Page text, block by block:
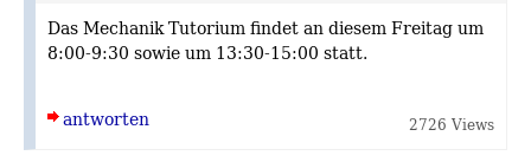
Das Mechanik Tutorium findet an diesem Freitag um
8:00-9:30 sowie um 13:30-15:00 statt.
antworten 2726 Views